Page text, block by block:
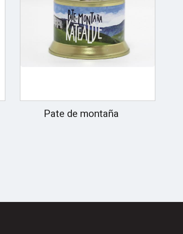
Pate de montaña